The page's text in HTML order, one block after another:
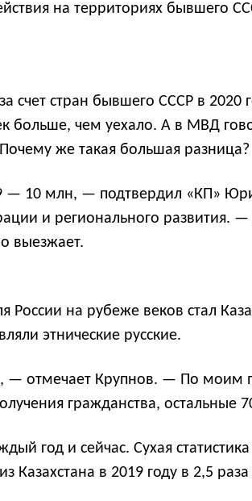
на территориях бывшего
стран бывшего СССР в 2020
больше, чем уехало. А в МВД
же такая большая разница?
— 10 млн, — подтвердил «КП»
и регионального развития. —
выезжает.
на рубеже веков стал
этнические русские.
— отмечает Крупнов. — По моим
гражданства, остальные
год и сейчас. Сухая
Казахстана в 2019 году в 2,5